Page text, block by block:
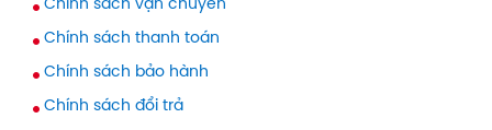
Chính sách vận chuyển
Chính sách thanh toán
Chính sách bảo hành
Chính sách đổi trả